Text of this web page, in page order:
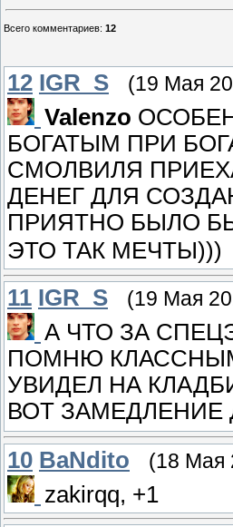
Всего комментариев: 12
12 IGR_S (19 Мая
Valenzo
БОГАТЫМ ПРИ
СМОЛВИЛЯ
ДЕНЕГ ДЛЯ
ПРИЯТНО БЫЛО
ЭТО ТАК МЕЧТЫ)))
11 IGR_S (19 Мая
А ЧТО ЗА
ПОМНЮ
УВИДЕЛ НА
ВОТ
10 BaNdito (18 Мая
zakirqq, +1